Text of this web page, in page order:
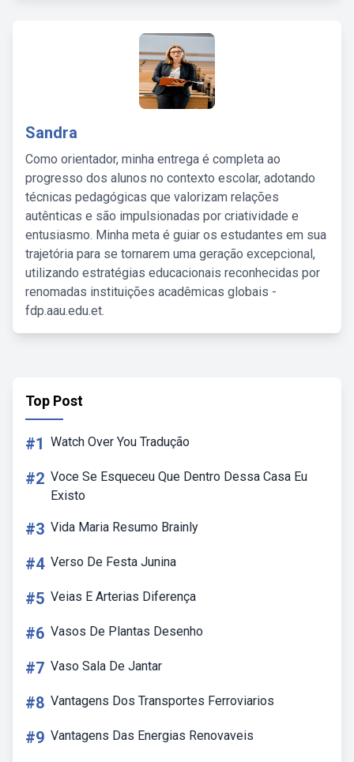
Sandra
Como orientador, minha entrega é completa ao
progresso dos alunos no contexto escolar, adotando
técnicas pedagógicas que valorizam relações
autênticas e são impulsionadas por criatividade e
entusiasmo. Minha meta é guiar os estudantes em sua
trajetória para se tornarem uma geração excepcional,
utilizando estratégias educacionais reconhecidas por
renomadas instituições acadêmicas globais -
fdp.aau.edu.et.
Top Post
#1 Watch Over You Tradução
#2 Voce Se Esqueceu Que Dentro Dessa Casa Eu
Existo
#3 Vida Maria Resumo Brainly
#4 Verso De Festa Junina
#5 Veias E Arterias Diferença
#6 Vasos De Plantas Desenho
#7 Vaso Sala De Jantar
#8 Vantagens Dos Transportes Ferroviarios
#9 Vantagens Das Energias Renovaveis